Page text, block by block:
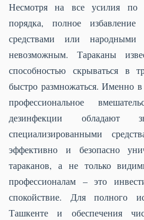
Несмотря на все усилия по
порядка, полное
средствами или народными
невозможным. Тараканы
способностью скрываться в
быстро размножаться. Именно в
профессиональное
дезинфекции
специализированными
эффективно и безопасно
тараканов, а не только
профессионалам – это
спокойствие. Для полного
Ташкенте и обеспечения